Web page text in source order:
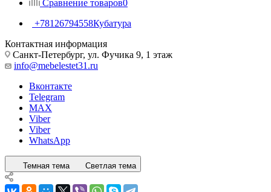
Сравнение товаров0
+78126794558Кубатура
Контактная информация
Санкт-Петербург, ул. Фучика 9, 1 этаж
info@mebelestet31.ru
Вконтакте
Telegram
MAX
Viber
Viber
WhatsApp
Темная тема Светлая тема